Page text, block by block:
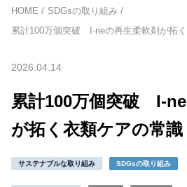
HOME
SDGsの取り組み
累計100万個突破 I-neの再生柔軟剤が拓
2026.04.14
累計100万個突破 I-ne
が拓く衣類ケアの常識
サステナブルな取り組み SDGsの取り組み